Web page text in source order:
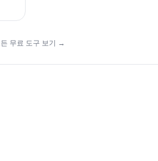
무료 도구 보기 →